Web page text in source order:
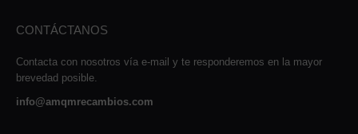
CONTÁCTANOS
Contacta con nosotros vía e-mail y te responderemos en la mayor
brevedad posible.
info@amqmrecambios.com